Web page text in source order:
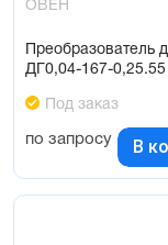
ОВЕН
Преобразователь
ДГ0,04-167-0,25.55
Под заказ
по запросу В